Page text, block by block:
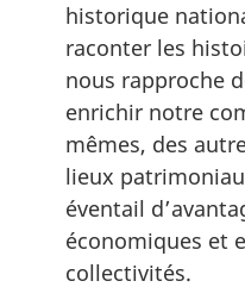
historique
raconter les
nous rapproche
enrichir notre
mêmes, des
lieux
éventail
économiques et
collectivités.